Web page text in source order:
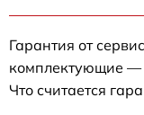
Гарантия от
комплектующие —
Что считается